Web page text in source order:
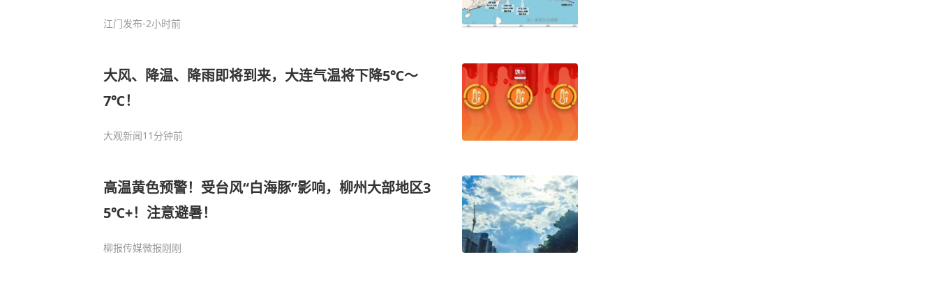
江门发布-2小时前
大风、降温、降雨即将到来，大连气温将下降5℃～
7℃！
大观新闻11分钟前
高温黄色预警！受台风“白海豚”影响，柳州大部地区3
5℃+！注意避暑！
柳报传媒微报刚刚